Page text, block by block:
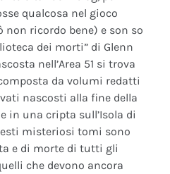
qualcosa nel gioco
non ricordo bene) e son so
dei morti” di Glenn
nell’Area 51 si trova
da volumi redatti
nascosti alla fine della
in una cripta sull’Isola di
misteriosi tomi sono
e di morte di tutti gli
che devono ancora